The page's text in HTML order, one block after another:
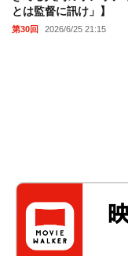
とは監督に訊け」】
第30回 2026/6/25 21:15